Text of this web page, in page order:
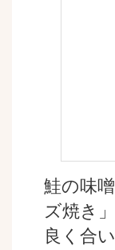
鮭の味
ズ焼き
良く合